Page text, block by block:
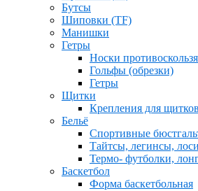
Бутсы
Шиповки (TF)
Манишки
Гетры
Носки
Гольфы (обрезки)
Гетры
Щитки
Крепления для щитков
Бельё
Спортивные
Тайтсы, легинсы,
Термо- футболки,
Баскетбол
Форма баскетбольная